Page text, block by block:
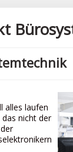
alles laufen
nicht der